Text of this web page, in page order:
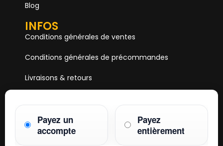
Payez un
accompte
Payez
entièrement
Blog
INFOS
Conditions générales de ventes
Conditions générales de précommandes
Livraisons & retours
Paiements
HOBBY ONE